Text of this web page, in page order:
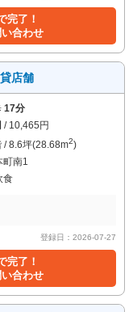
完了！
合わせ
店舗
17分
/ 10,465円
/ 8.6坪(28.68m2)
町南1
食
登録日：2026-07-27
完了！
合わせ